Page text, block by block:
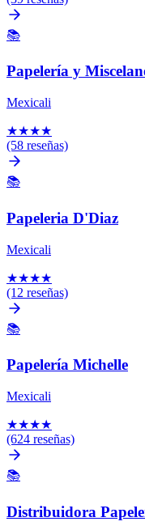
📚
Papelería y
Mexicali
★★★★
(58 reseñas)
📚
Papeleria D'Diaz
Mexicali
★★★★
(12 reseñas)
📚
Papelería Michelle
Mexicali
★★★★
(624 reseñas)
📚
Distribuidora